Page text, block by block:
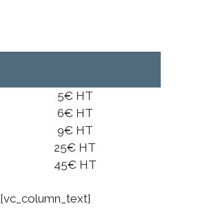
5€ HT
6€ HT
9€ HT
25€ HT
45€ HT